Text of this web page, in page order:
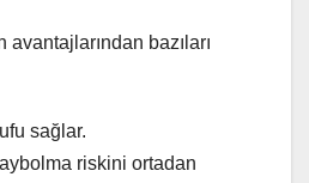
bazıları
sağlar.
riskini ortadan